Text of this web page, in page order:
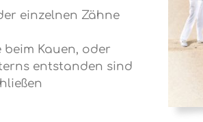
einzelnen Zähne
Kauen, oder
entstanden sind